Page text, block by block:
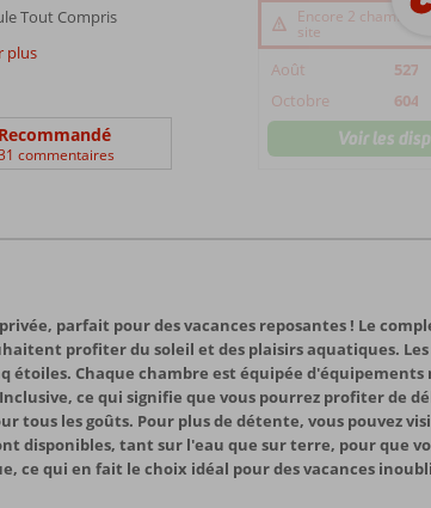
Tout Compris
plus
Recommandé
commentaires
Encore 2
site
Août 527
Octobre
604
Voir les
parfait pour des vacances reposantes ! Le
profiter du soleil et des plaisirs aquatiques.
Chaque chambre est équipée d'équipements
ce qui signifie que vous pourrez profiter de
tous les goûts. Pour plus de détente, vous pouvez
disponibles, tant sur l'eau que sur terre, pour que
qui en fait le choix idéal pour des vacances